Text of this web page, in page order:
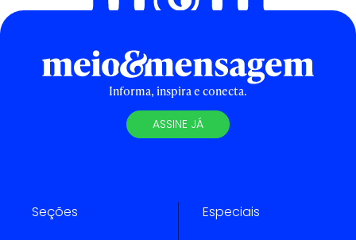
Informa, inspira e conecta.
ASSINE JÁ
Seções Especiais